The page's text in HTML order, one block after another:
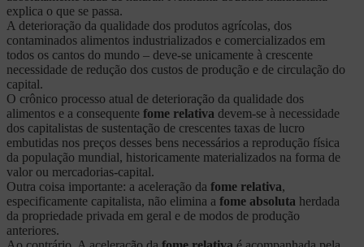
explica o que se passa.
A deterioração da qualidade dos produtos agrícolas, dos
contaminados alimentos industrializados e comercializados em
todos os cantos do mundo – deve-se unicamente à crescente
necessidade de redução dos custos de produção e de circulação do
capital.
O crônico processo atual de deterioração da qualidade dos
alimentos e a consequente fome relativa devem-se à necessidade
dos capitalistas de sustentação de crescentes taxas de lucro
embutidas nos preços desses bens necessários a reprodução física
da população mundial, historicamente materializados na forma de
valor ou mercadorias-capital.
Outra coisa importante: a aceleração da fome relativa,
especificamente capitalista, não elimina a fome absoluta herdada
da propriedade privada em geral e de modos de produção
anteriores.